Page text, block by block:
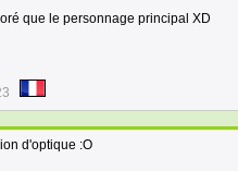
que le personnage principal XD
d'optique :O